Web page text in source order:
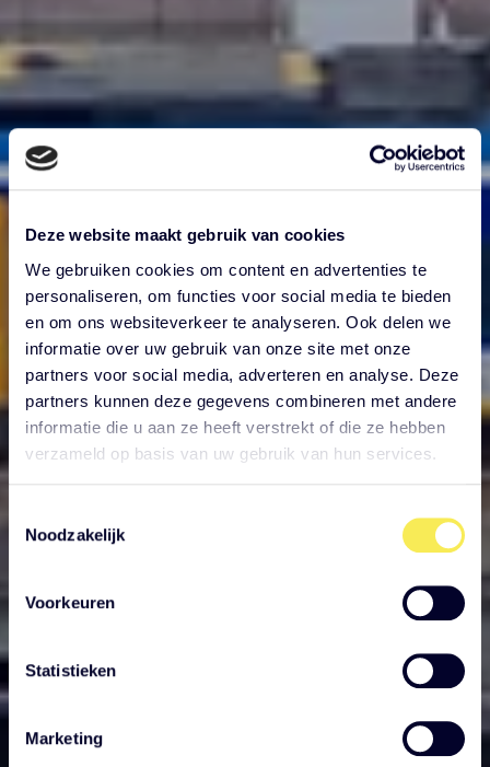
Deze website maakt gebruik van cookies
We gebruiken cookies om content en advertenties te
personaliseren, om functies voor social media te bieden
en om ons websiteverkeer te analyseren. Ook delen we
informatie over uw gebruik van onze site met onze
partners voor social media, adverteren en analyse. Deze
partners kunnen deze gegevens combineren met andere
informatie die u aan ze heeft verstrekt of die ze hebben
verzameld op basis van uw gebruik van hun services.
Noodzakelijk
Voorkeuren
Statistieken
Marketing